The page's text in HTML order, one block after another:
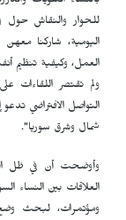
للحوار والنقاش حول
اليومية، شاركنا معهن
العمل، وكيفية تنظيم
ولم تقتصر اللقاءات
التواصل الافتراضي تدعو
شمال وشرق سوريا".
وأوضحت أن في ظل
العلاقات بين النساء
ومؤتمرات، لبحث وضع